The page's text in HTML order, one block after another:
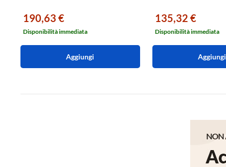
190,63 €
Disponibilità immediata
Aggiungi
135,32 €
Disponibilità immediata
Aggiungi